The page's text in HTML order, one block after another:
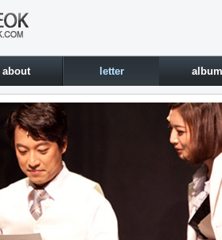
about letter album